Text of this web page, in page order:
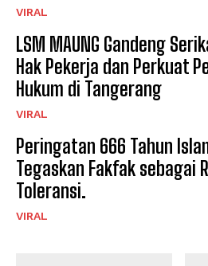
VIRAL
LSM MAUNG Gandeng
Hak Pekerja dan Perkuat
Hukum di Tangerang
VIRAL
Peringatan 666 Tahun
Tegaskan Fakfak sebagai
Toleransi.
VIRAL